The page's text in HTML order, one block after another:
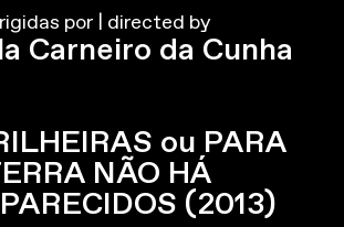
por | directed by
Carneiro da Cunha
ou PARA
NÃO HÁ
(2013)